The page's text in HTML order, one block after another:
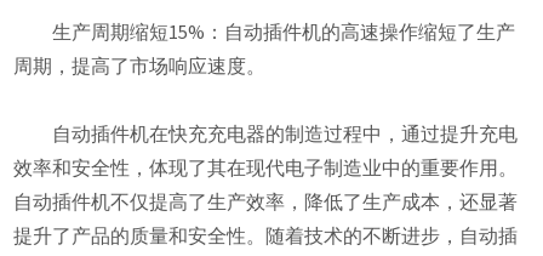
生产周期缩短15%：自动插件机的高速操作缩短了生产
周期，提高了市场响应速度。
自动插件机在快充充电器的制造过程中，通过提升充电
效率和安全性，体现了其在现代电子制造业中的重要作用。
自动插件机不仅提高了生产效率，降低了生产成本，还显著
提升了产品的质量和安全性。随着技术的不断进步，自动插